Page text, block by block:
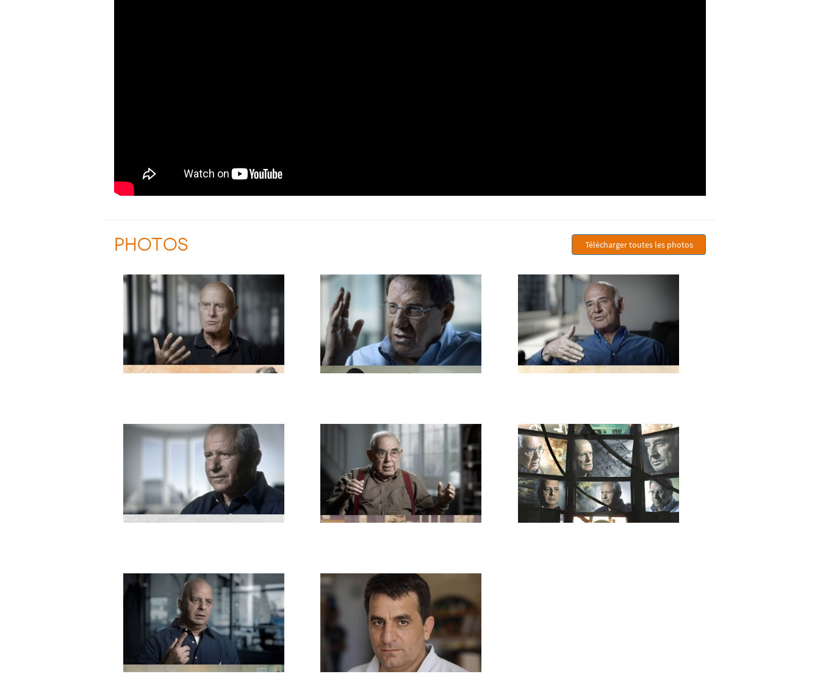
PHOTOS Télécharger toutes les photos